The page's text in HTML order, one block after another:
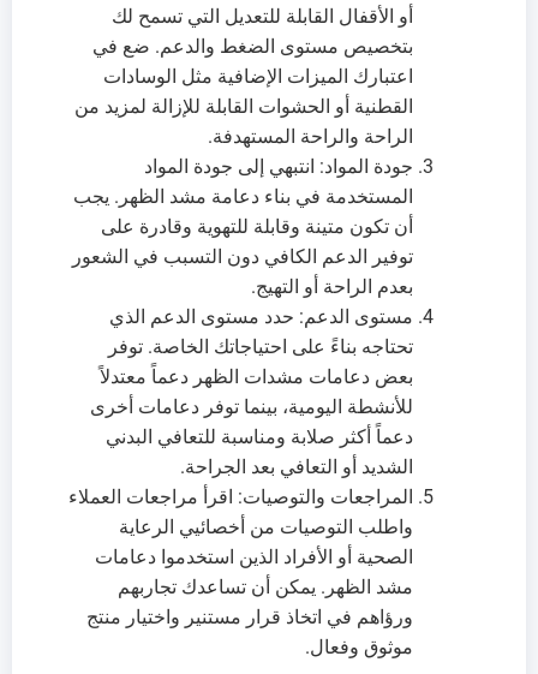
أو الأقفال القابلة للتعديل التي تسمح لك
بتخصيص مستوى الضغط والدعم. ضع في
اعتبارك الميزات الإضافية مثل الوسادات
القطنية أو الحشوات القابلة للإزالة لمزيد من
الراحة والراحة المستهدفة.
جودة المواد: انتبهي إلى جودة المواد
المستخدمة في بناء دعامة مشد الظهر. يجب
أن تكون متينة وقابلة للتهوية وقادرة على
توفير الدعم الكافي دون التسبب في الشعور
بعدم الراحة أو التهيج.
مستوى الدعم: حدد مستوى الدعم الذي
تحتاجه بناءً على احتياجاتك الخاصة. توفر
بعض دعامات مشدات الظهر دعماً معتدلاً
للأنشطة اليومية، بينما توفر دعامات أخرى
دعماً أكثر صلابة ومناسبة للتعافي البدني
الشديد أو التعافي بعد الجراحة.
المراجعات والتوصيات: اقرأ مراجعات العملاء
واطلب التوصيات من أخصائيي الرعاية
الصحية أو الأفراد الذين استخدموا دعامات
مشد الظهر. يمكن أن تساعدك تجاربهم
ورؤاهم في اتخاذ قرار مستنير واختيار منتج
موثوق وفعال.